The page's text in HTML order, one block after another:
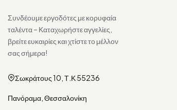
Συνδέουμε εργοδότες με κορυφαία
ταλέντα – Καταχωρήστε αγγελίες,
βρείτε ευκαιρίες και χτίστε το μέλλον
σας σήμερα!
Σωκράτους 10, Τ.Κ 55236
Πανόραμα, Θεσσαλονίκη